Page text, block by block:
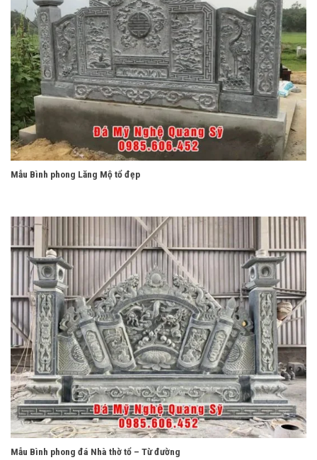
Mẫu Bình phong Lăng Mộ tổ đẹp
Mẫu Bình phong đá Nhà thờ tổ – Từ đường